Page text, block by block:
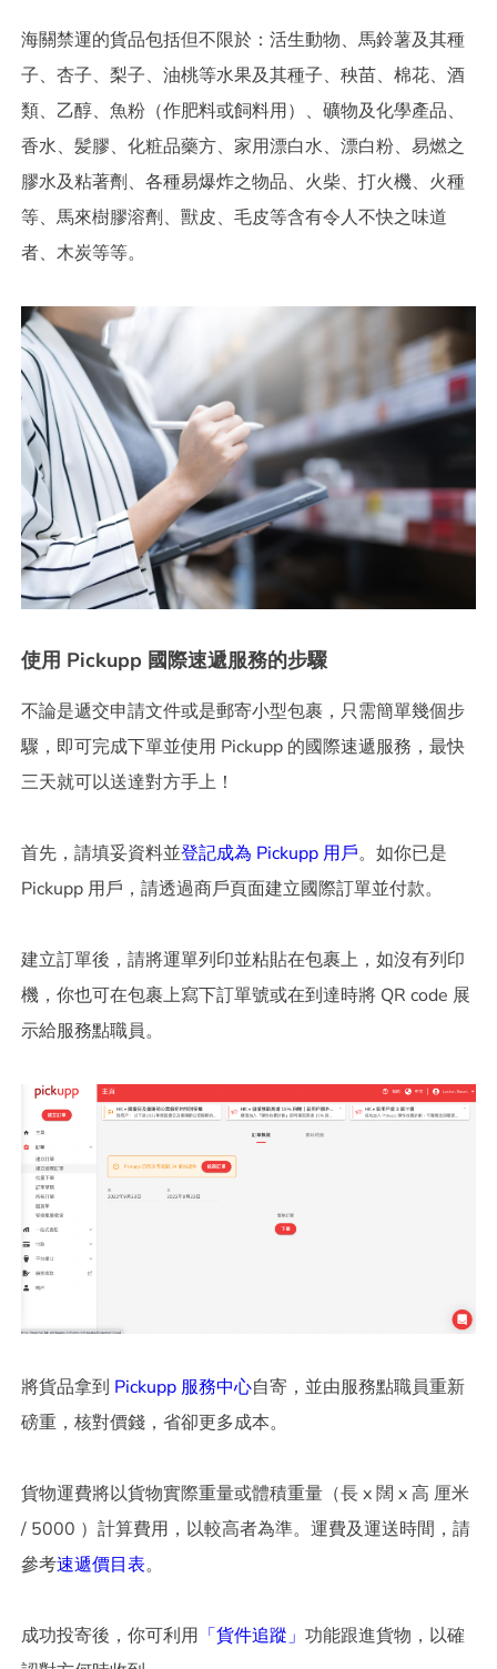
海關禁運的貨品包括但不限於：活生動物、馬鈴薯及其種
子、杏子、梨子、油桃等水果及其種子、秧苗、棉花、酒
類、乙醇、魚粉（作肥料或飼料用）、礦物及化學產品、
香水、髪膠、化粧品藥方、家用漂白水、漂白粉、易燃之
膠水及粘著劑、各種易爆炸之物品、火柴、打火機、火種
等、馬來樹膠溶劑、獸皮、毛皮等含有令人不快之味道
者、木炭等等。
使用 Pickupp 國際速遞服務的步驟
不論是遞交申請文件或是郵寄小型包裹，只需簡單幾個步
驟，即可完成下單並使用 Pickupp 的國際速遞服務，最快
三天就可以送達對方手上！
首先，請填妥資料並登記成為 Pickupp 用戶。如你已是
Pickupp 用戶，請透過商戶頁面建立國際訂單並付款。
建立訂單後，請將運單列印並粘貼在包裹上，如沒有列印
機，你也可在包裹上寫下訂單號或在到達時將 QR code 展
示給服務點職員。
將貨品拿到 Pickupp 服務中心自寄，並由服務點職員重新
磅重，核對價錢，省卻更多成本。
貨物運費將以貨物實際重量或體積重量（長 x 闊 x 高 厘米
/ 5000 ）計算費用，以較高者為準。運費及運送時間，請
參考速遞價目表。
成功投寄後，你可利用 「貨件追蹤」功能跟進貨物，以確